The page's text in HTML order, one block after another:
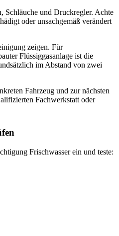
Schläuche und Druckregler. Achte
oder unsachgemäß verändert
zeigen. Für
Flüssiggasanlage ist die
im Abstand von zwei
Fahrzeug und zur nächsten
Fachwerkstatt oder
Frischwasser ein und teste: